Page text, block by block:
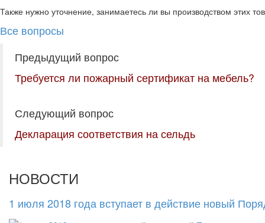
Также нужно уточнение, занимаетесь ли вы производством этих
Все вопросы
Предыдущий вопрос
Требуется ли пожарный сертификат на мебель?
Следующий вопрос
Декларация соответствия на сельдь
НОВОСТИ
1 июля 2018 года вступает в действие новый